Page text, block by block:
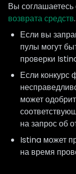
Вы соглашаетесь
возврата средств.
Если вы
пулы могут
проверки
Если конкурс
может
на запрос об
Istina может
на время